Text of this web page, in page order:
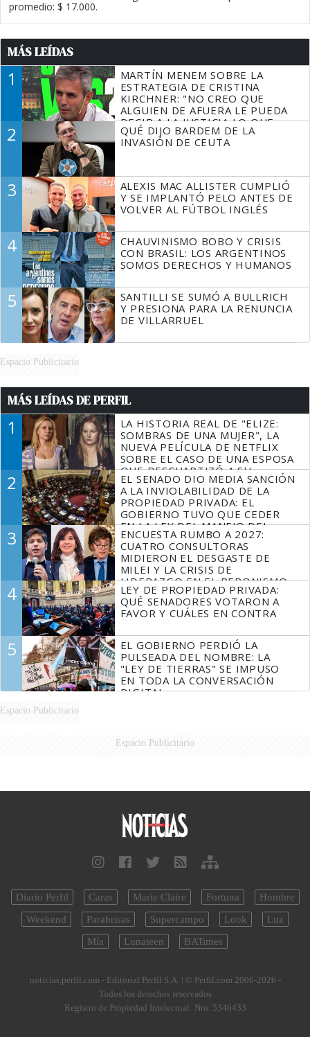
promedio: $ 17.000.
MÁS LEÍDAS
1
MARTÍN MENEM SOBRE LA
ESTRATEGIA DE CRISTINA
KIRCHNER: "NO CREO QUE
ALGUIEN DE AFUERA LE PUEDA
DECIR A LA JUSTICIA LO QUE
TIENE QUE HACER"
2
QUÉ DIJO BARDEM DE LA
INVASIÓN DE CEUTA
3
ALEXIS MAC ALLISTER CUMPLIÓ
Y SE IMPLANTÓ PELO ANTES DE
VOLVER AL FÚTBOL INGLÉS
4
CHAUVINISMO BOBO Y CRISIS
CON BRASIL: LOS ARGENTINOS
SOMOS DERECHOS Y HUMANOS
5
SANTILLI SE SUMÓ A BULLRICH
Y PRESIONA PARA LA RENUNCIA
DE VILLARRUEL
Espacio Publicitario
MÁS LEÍDAS DE PERFIL
1
LA HISTORIA REAL DE "ELIZE:
SOMBRAS DE UNA MUJER", LA
NUEVA PELÍCULA DE NETFLIX
SOBRE EL CASO DE UNA ESPOSA
QUE DESCUARTIZÓ A SU
MARIDO
2
EL SENADO DIO MEDIA SANCIÓN
A LA INVIOLABILIDAD DE LA
PROPIEDAD PRIVADA: EL
GOBIERNO TUVO QUE CEDER
EN LA LEY DEL MANEJO DEL
FUEGO
3
ENCUESTA RUMBO A 2027:
CUATRO CONSULTORAS
MIDIERON EL DESGASTE DE
MILEI Y LA CRISIS DE
LIDERAZGO EN EL PERONISMO
4
LEY DE PROPIEDAD PRIVADA:
QUÉ SENADORES VOTARON A
FAVOR Y CUÁLES EN CONTRA
5
EL GOBIERNO PERDIÓ LA
PULSEADA DEL NOMBRE: LA
"LEY DE TIERRAS" SE IMPUSO
EN TODA LA CONVERSACIÓN
DIGITAL
Espacio Publicitario
Espacio Publicitario
Diario Perfil Caras Marie Claire Fortuna
Hombre
Weekend
Parabrisas Supercampo Look
Luz
Mía
Lunateen BATimes
noticias.perfil.com - Editorial Perfil S.A. | © Perfil.com 2006-2026 -
Todos los derechos reservados
Registro de Propiedad Intelectual: Nro. 5346433